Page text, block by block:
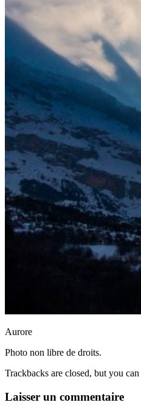
Aurore
Photo non libre de droits.
Trackbacks are closed, but you can
Laisser un commentaire